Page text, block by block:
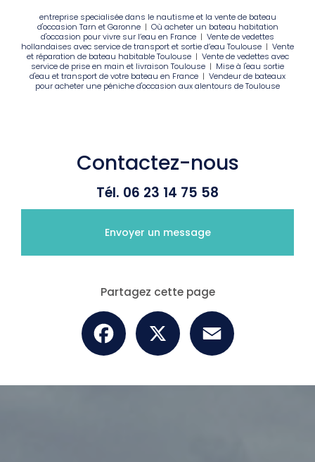
entreprise specialisée dans le nautisme et la vente de bateau
d'occasion Tarn et Garonne| Où acheter un bateau habitation
d'occasion pour vivre sur l’eau en France | Vente de vedettes
hollandaises avec service de transport et sortie d’eau Toulouse | Vente
et réparation de bateau habitable Toulouse| Vente de vedettes avec
service de prise en main et livraison Toulouse | Mise à l'eau sortie
d'eau et transport de votre bateau en France | Vendeur de bateaux
pour acheter une péniche d'occasion aux alentours de Toulouse
Contactez-nous
Tél. 06 23 14 75 58
Envoyer un message
Partagez cette page
Facebook